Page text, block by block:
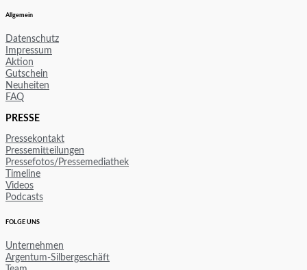
Allgemein
Datenschutz
Impressum
Aktion
Gutschein
Neuheiten
FAQ
PRESSE
Pressekontakt
Pressemitteilungen
Pressefotos/Pressemediathek
Timeline
Videos
Podcasts
FOLGE UNS
Unternehmen
Argentum-Silbergeschäft